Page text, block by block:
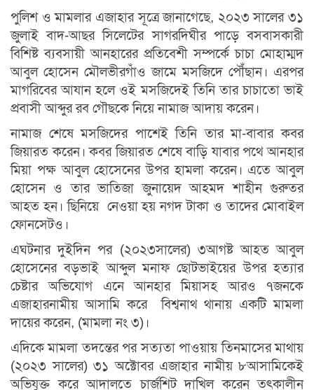
পুলিশ ও মামলার এজাহার সূত্রে জানাগেছে, ২০২৩ সালের ৩১
জুলাই বাদ-আছর সিলেটের সাগরদিঘীর পাড়ে বসবাসকারী
বিশিষ্ট ব্যবসায়ী আনহারের প্রতিবেশী সম্পর্কে চাচা মোহাম্মদ
আবুল হোসেন মৌলভীরগাঁও জামে মসজিদে পৌঁছান। এরপর
মাগরিবের আযান হলে ওই মসজিদেই তিনি তার চাচাতো ভাই
প্রবাসী আব্দুর রব গৌছকে নিয়ে নামাজ আদায় করেন।
নামাজ শেষে মসজিদের পাশেই তিনি তার মা-বাবার কবর
জিয়ারত করেন। কবর জিয়ারত শেষে বাড়ি যাবার পথে আনহার
মিয়া পক্ষ আবুল হোসেনের উপর হামলা করেন। এতে আবুল
হোসেন ও তার ভাতিজা জুনায়েদ আহমদ শাহীন গুরুতর
আহত হন। ছিনিয়ে নেওয়া হয় নগদ টাকা ও তাদের মোবাইল
ফোনসেটও।
এঘটনার দুইদিন পর (২০২৩সালের) ৩আগষ্ট আহত আবুল
হোসেনের বড়ভাই আব্দুল মনাফ ছোটভাইয়ের উপর হত্যার
চেষ্টার অভিযোগ এনে আনহার মিয়াসহ আরও ৭জনকে
এজাহারনামীয় আসামি করে বিশ্বনাথ থানায় একটি মামলা
দায়ের করেন, (মামলা নং ৩)।
এদিকে মামলা তদন্তের পর সত্যতা পাওয়ায় তিনমাসের মাথায়
(২০২৩ সালের) ৩১ অক্টোবর এজাহার নামীয় ৮আসামিকেই
অভিযুক্ত করে আদালতে চার্জশিট দাখিল করেন তৎকালীন